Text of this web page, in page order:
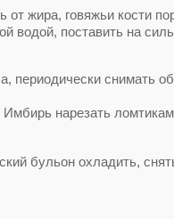
жира, говяжьи кости
водой, поставить на
периодически снимать
нарезать
бульон охладить,